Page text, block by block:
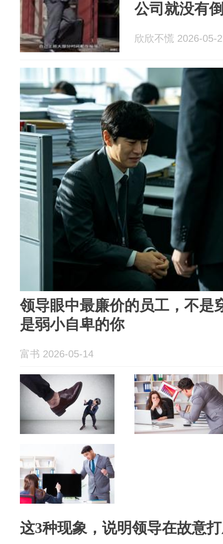
公司就没有
欣欣不慌 2026-05-
领导眼中最廉价的员工，不是
是弱小自卑的你
富书 2026-05-14
这3种现象，说明领导在故意